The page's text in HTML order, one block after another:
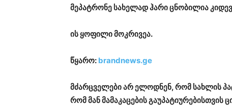
მეპატრონე სახელად ჰარი ცნობილია
ის ყოფილი მოკრივეა.
წყარო: brandnews.ge
მძარცველები არ ელოდნენ, რომ სახლის
რომ მან მამაკაცების გაუპატიურებისთვის